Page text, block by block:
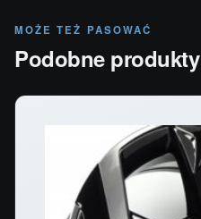
MOŻE TEŻ PASOWAĆ
Podobne produkty